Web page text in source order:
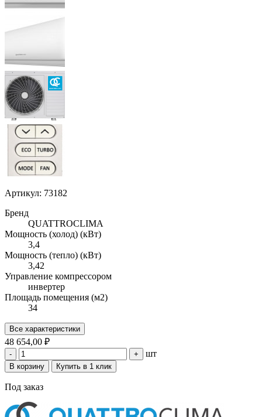
Артикул: 73182
Бренд
QUATTROCLIMA
Мощность (холод) (кВт)
3,4
Мощность (тепло) (кВт)
3,42
Управление компрессором
инвертер
Площадь помещения (м2)
34
Все характеристики
48 654,00 ₽
- + шт
В корзину Купить в 1 клик
Под заказ